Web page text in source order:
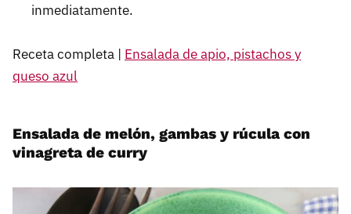
inmediatamente.
Receta completa | Ensalada de apio, pistachos y
queso azul
Ensalada de melón, gambas y rúcula con
vinagreta de curry